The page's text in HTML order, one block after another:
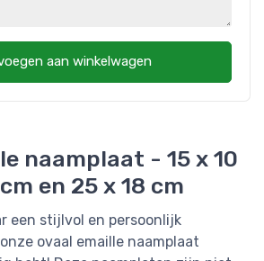
naamplaat - 15 x 10
en 25 x 18 cm
een stijlvol en persoonlijk
ovaal emaille naamplaat
aan winkelwagen